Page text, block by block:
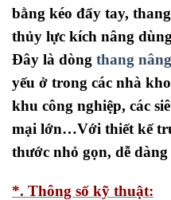
bằng kéo đẩy tay,
thủy lực kích nâng
Đây là dòng thang
yếu ở trong các nhà
khu công nghiệp, các
mại lớn…Với thiết kế
thước nhỏ gọn, dễ
*. Thông số kỹ thuật: